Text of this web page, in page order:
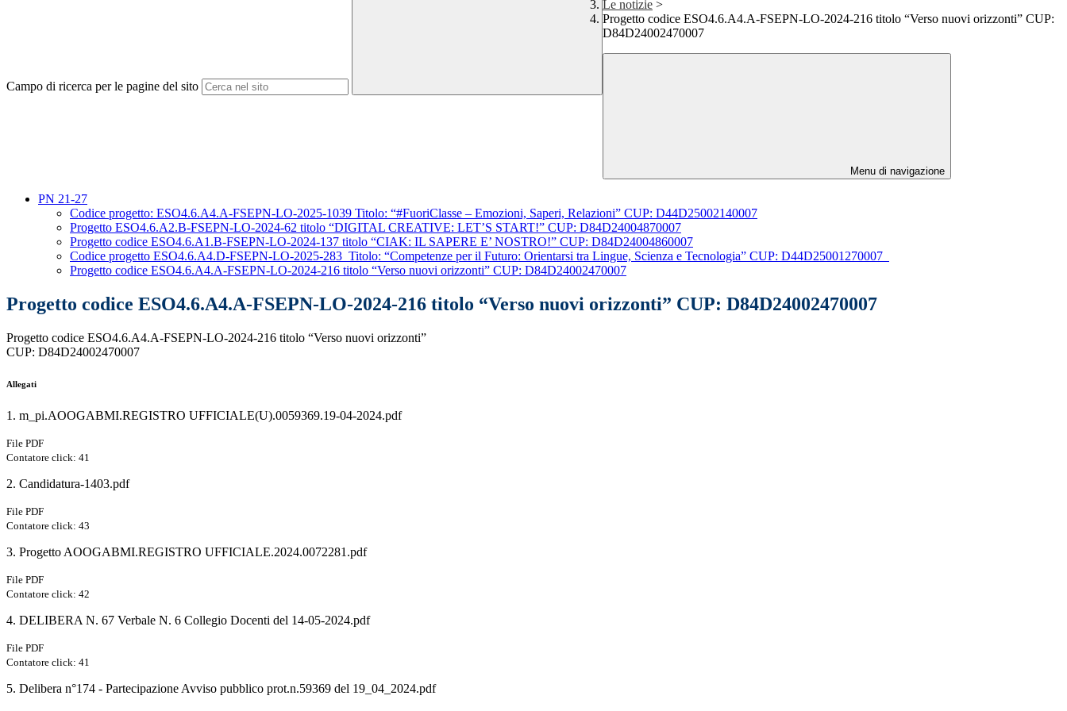
Campo di ricerca per le pagine del sito
Le notizie >
Progetto codice ESO4.6.A4.A-FSEPN-LO-2024-216 titolo “Verso nuovi orizzonti” CUP:
D84D24002470007
Menu di navigazione
PN 21-27
Codice progetto: ESO4.6.A4.A-FSEPN-LO-2025-1039 Titolo: “#FuoriClasse – Emozioni, Saperi, Relazioni” CUP: D44D25002140007
Progetto ESO4.6.A2.B-FSEPN-LO-2024-62 titolo “DIGITAL CREATIVE: LET’S START!” CUP: D84D24004870007
Progetto codice ESO4.6.A1.B-FSEPN-LO-2024-137 titolo “CIAK: IL SAPERE E’ NOSTRO!” CUP: D84D24004860007
Codice progetto ESO4.6.A4.D-FSEPN-LO-2025-283 Titolo: “Competenze per il Futuro: Orientarsi tra Lingue, Scienza e Tecnologia” CUP: D44D25001270007
Progetto codice ESO4.6.A4.A-FSEPN-LO-2024-216 titolo “Verso nuovi orizzonti” CUP: D84D24002470007
Progetto codice ESO4.6.A4.A-FSEPN-LO-2024-216 titolo “Verso nuovi orizzonti” CUP: D84D24002470007
Progetto codice ESO4.6.A4.A-FSEPN-LO-2024-216 titolo “Verso nuovi orizzonti”
CUP: D84D24002470007
Allegati
1. m_pi.AOOGABMI.REGISTRO UFFICIALE(U).0059369.19-04-2024.pdf
File PDF
Contatore click: 41
2. Candidatura-1403.pdf
File PDF
Contatore click: 43
3. Progetto AOOGABMI.REGISTRO UFFICIALE.2024.0072281.pdf
File PDF
Contatore click: 42
4. DELIBERA N. 67 Verbale N. 6 Collegio Docenti del 14-05-2024.pdf
File PDF
Contatore click: 41
5. Delibera n°174 - Partecipazione Avviso pubblico prot.n.59369 del 19_04_2024.pdf